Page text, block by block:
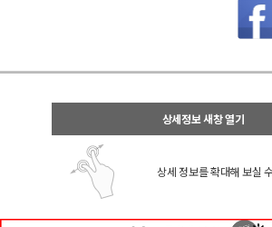
상세정보 새창 열기
상세 정보를 확대해 보실